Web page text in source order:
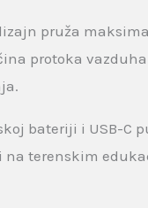
pruža
protoka
bateriji i USB-C
na terenskim